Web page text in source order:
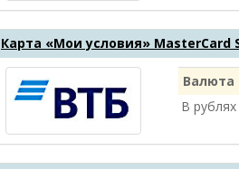
Карта «Мои условия» MasterCard
Валюта
В рублях